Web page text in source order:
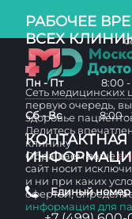
РАБОЧЕЕ
ВСЕХ
Пн - Пт 8:00 -
Сб - Вс 8:00 -
КОНТАКТНАЯ
Единый номер
Сеть медицинских
первую очередь,
здоровье
Делитесь
клинику
Обращаем ваше
сайт носит
и ни при каких
офертой,
информация для